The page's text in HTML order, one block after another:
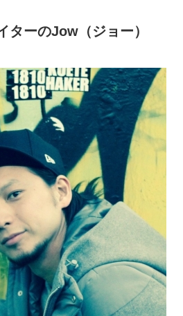
ターのJow（ジョー）